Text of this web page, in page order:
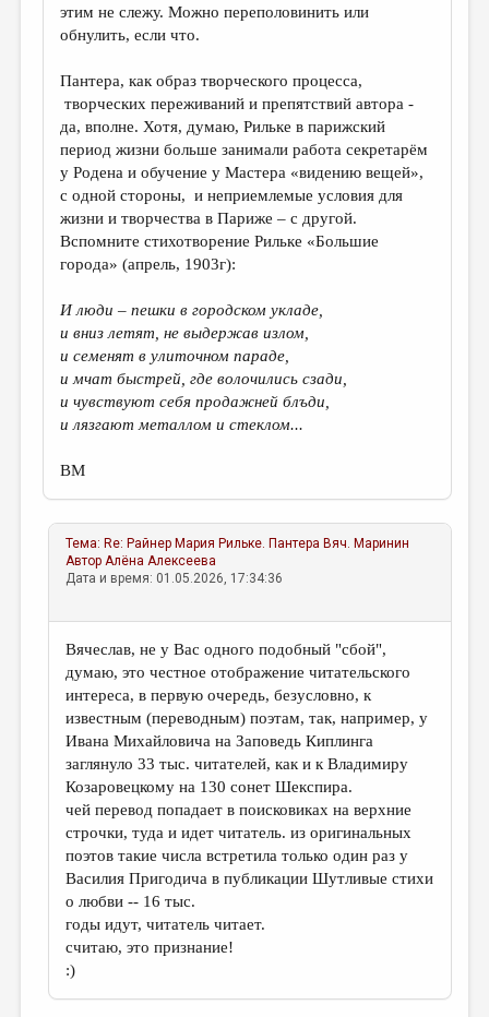
этим не слежу. Можно переполовинить или
обнулить, если что.
Пантера, как образ творческого процесса,
творческих переживаний и препятствий автора -
да, вполне. Хотя, думаю, Рильке в парижский
период жизни больше занимали работа секретарём
у Родена и обучение у Мастера «видению вещей»,
с одной стороны, и неприемлемые условия для
жизни и творчества в Париже– с другой.
Вспомните стихотворение Рильке «Большие
города» (апрель, 1903г):
И люди – пешки в городском укладе,
и вниз летят, не выдержав излом,
и семенят в улиточном параде,
и мчат быстрей, где волочились сзади,
и чувствуют себя продажней блъди,
и лязгают металлом и стеклом...
ВМ
Тема: Re: Райнер Мария Рильке. Пантера Вяч. Маринин
АвторАлёна Алексеева
Дата и время: 01.05.2026, 17:34:36
Вячеслав, не у Вас одного подобный "сбой",
думаю, это честное отображение читательского
интереса, в первую очередь, безусловно, к
известным (переводным) поэтам, так, например, у
Ивана Михайловича на Заповедь Киплинга
заглянуло 33 тыс. читателей, как и к Владимиру
Козаровецкому на 130 сонет Шекспира.
чей перевод попадает в поисковиках на верхние
строчки, туда и идет читатель. из оригинальных
поэтов такие числа встретила только один раз у
Василия Пригодича в публикации Шутливые стихи
о любви -- 16 тыс.
годы идут, читатель читает.
считаю, это признание!
:)